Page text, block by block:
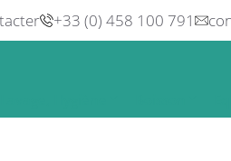
+33 (0) 458 100 791